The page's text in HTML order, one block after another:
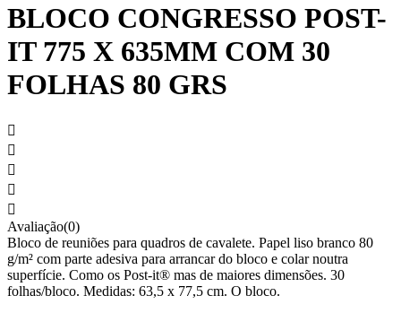
BLOCO CONGRESSO POST-
IT 775 X 635MM COM 30
FOLHAS 80 GRS





Avaliação(0)
Bloco de reuniões para quadros de cavalete. Papel liso branco 80
g/m² com parte adesiva para arrancar do bloco e colar noutra
superfície. Como os Post-it® mas de maiores dimensões. 30
folhas/bloco. Medidas: 63,5 x 77,5 cm. O bloco.